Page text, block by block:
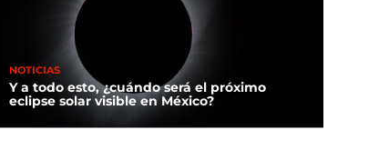
NOTICIAS
Y a todo esto, ¿cuándo será el próximo
eclipse solar visible en México?